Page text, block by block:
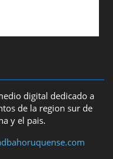
digital dedicado a
de la region sur de
y el pais.